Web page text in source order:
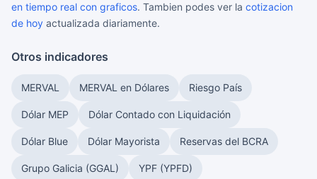
en tiempo real con graficos. Tambien podes ver la cotizacion
de hoy actualizada diariamente.
Otros indicadores
MERVAL MERVAL en Dólares Riesgo País
Dólar MEP Dólar Contado con Liquidación
Dólar Blue Dólar Mayorista Reservas del BCRA
Grupo Galicia (GGAL) YPF (YPFD)